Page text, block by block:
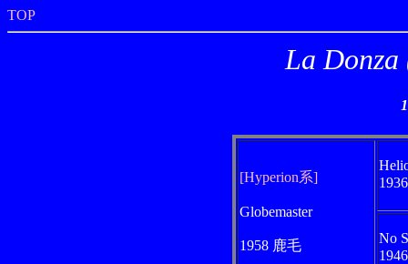
TOP
La
[Hyperion系]
Globemaster
1958 鹿毛
No